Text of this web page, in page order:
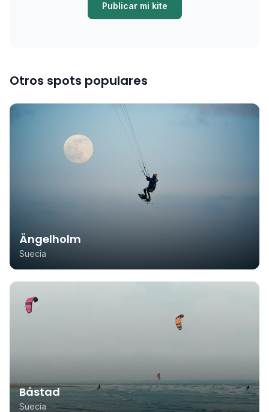
Publicar mi kite
Otros spots populares
Ängelholm
Suecia
Båstad
Suecia